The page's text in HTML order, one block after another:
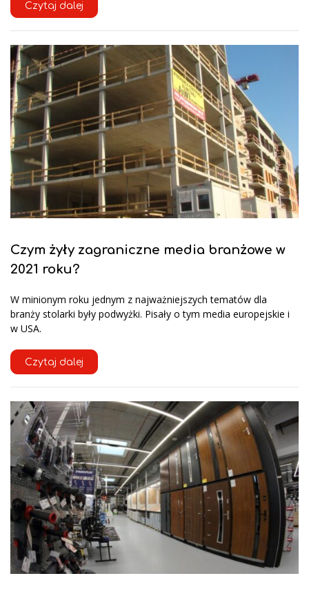
Czytaj dalej
Czym żyły zagraniczne media branżowe w
2021 roku?
W minionym roku jednym z najważniejszych tematów dla
branży stolarki były podwyżki. Pisały o tym media europejskie i
w USA.
Czytaj dalej